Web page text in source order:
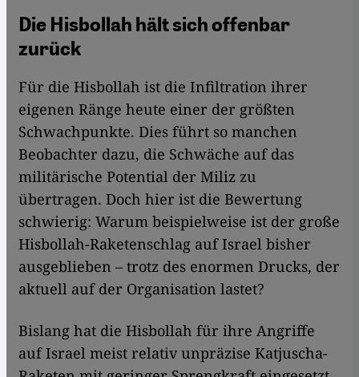
Die Hisbollah hält sich offenbar
zurück
Für die Hisbollah ist die Infiltration ihrer
eigenen Ränge heute einer der größten
Schwachpunkte. Dies führt so manchen
Beobachter dazu, die Schwäche auf das
militärische Potential der Miliz zu
übertragen. Doch hier ist die Bewertung
schwierig: Warum beispielweise ist der große
Hisbollah-Raketenschlag auf Israel bisher
ausgeblieben – trotz des enormen Drucks, der
aktuell auf der Organisation lastet?
Bislang hat die Hisbollah für ihre Angriffe
auf Israel meist relativ unpräzise Katjuscha-